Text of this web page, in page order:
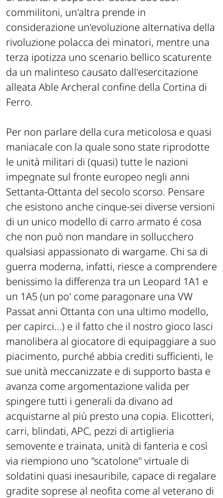
commilitoni, un'altra prende in
considerazione un'evoluzione alternativa della
rivoluzione polacca dei minatori, mentre una
terza ipotizza uno scenario bellico scaturente
da un malinteso causato dall'esercitazione
alleata Able Archeral confine della Cortina di
Ferro.
Per non parlare della cura meticolosa e quasi
maniacale con la quale sono state riprodotte
le unità militari di (quasi) tutte le nazioni
impegnate sul fronte europeo negli anni
Settanta-Ottanta del secolo scorso. Pensare
che esistono anche cinque-sei diverse versioni
di un unico modello di carro armato é cosa
che non può non mandare in sollucchero
qualsiasi appassionato di wargame. Chi sa di
guerra moderna, infatti, riesce a comprendere
benissimo la differenza tra un Leopard 1A1 e
un 1A5 (un po' come paragonare una VW
Passat anni Ottanta con una ultimo modello,
per capirci...) e il fatto che il nostro gioco lasci
manolibera al giocatore di equipaggiare a suo
piacimento, purché abbia crediti sufficienti, le
sue unità meccanizzate e di supporto basta e
avanza come argomentazione valida per
spingere tutti i generali da divano ad
acquistarne al più presto una copia. Elicotteri,
carri, blindati, APC, pezzi di artiglieria
semovente e trainata, unità di fanteria e così
via riempiono uno "scatolone" virtuale di
soldatini quasi inesauribile, capace di regalare
gradite soprese al neofita come al veterano di